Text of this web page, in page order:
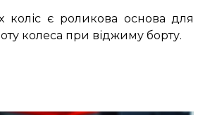
коліс є роликова основа для
колеса при віджиму борту.